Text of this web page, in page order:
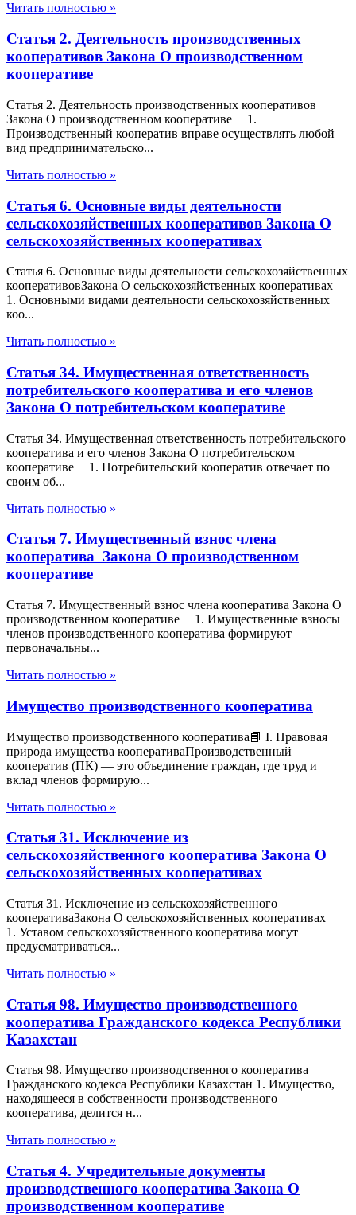
Читать полностью »
Статья 2. Деятельность производственных
кооперативов Закона О производственном
кооперативе
Статья 2. Деятельность производственных кооперативов
Закона О производственном кооперативе 1.
Производственный кооператив вправе осуществлять любой
вид предпринимательско...
Читать полностью »
Статья 6. Основные виды деятельности
сельскохозяйственных кооперативов Закона О
сельскохозяйственных кооперативах
Статья 6. Основные виды деятельности сельскохозяйственных
кооперативовЗакона О сельскохозяйственных кооперативах
1. Основными видами деятельности сельскохозяйственных
коо...
Читать полностью »
Статья 34. Имущественная ответственность
потребительского кооператива и его членов
Закона О потребительском кооперативе
Статья 34. Имущественная ответственность потребительского
кооператива и его членов Закона О потребительском
кооперативе 1. Потребительский кооператив отвечает по
своим об...
Читать полностью »
Статья 7. Имущественный взнос члена
кооператива Закона О производственном
кооперативе
Статья 7. Имущественный взнос члена кооператива Закона О
производственном кооперативе 1. Имущественные взносы
членов производственного кооператива формируют
первоначальны...
Читать полностью »
Имущество производственного кооператива
Имущество производственного кооператива📘 I. Правовая
природа имущества кооперативаПроизводственный
кооператив (ПК) — это объединение граждан, где труд и
вклад членов формирую...
Читать полностью »
Статья 31. Исключение из
сельскохозяйственного кооператива Закона О
сельскохозяйственных кооперативах
Статья 31. Исключение из сельскохозяйственного
кооперативаЗакона О сельскохозяйственных кооперативах
1. Уставом сельскохозяйственного кооператива могут
предусматриваться...
Читать полностью »
Статья 98. Имущество производственного
кооператива Гражданского кодекса Республики
Казахстан
Статья 98. Имущество производственного кооператива
Гражданского кодекса Республики Казахстан 1. Имущество,
находящееся в собственности производственного
кооператива, делится н...
Читать полностью »
Статья 4. Учредительные документы
производственного кооператива Закона О
производственном кооперативе